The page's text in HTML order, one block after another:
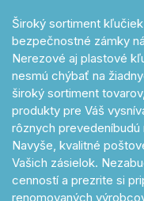
Široký sortiment
bezpečnostné zámky
Nerezové aj plastové
nesmú chýbať na
široký sortiment
produkty pre Váš
rôznych
Navyše, kvalitné
Vašich zásielok.
cenností a prezrite si
renomovaných